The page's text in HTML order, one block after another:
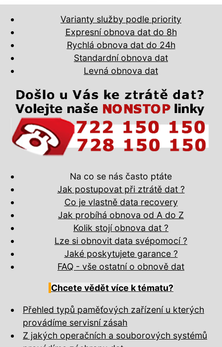
Varianty služby podle priority
Expresní obnova dat do 8h
Rychlá obnova dat do 24h
Standardní obnova dat
Levná obnova dat
Na co se nás často ptáte
Jak postupovat při ztrátě dat ?
Co je vlastně data recovery
Jak probíhá obnova od A do Z
Kolik stojí obnova dat ?
Lze si obnovit data svépomocí ?
Jaké poskytujete garance ?
FAQ - vše ostatní o obnově dat
Chcete vědět více k tématu?
Přehled typů paměťových zařízení u kterých
provádíme servisní zásah
Z jakých operačních a souborových systémů